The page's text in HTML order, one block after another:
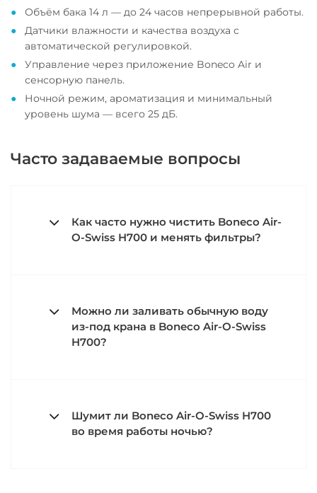
Объём бака 14 л — до 24 часов непрерывной работы.
Датчики влажности и качества воздуха с
автоматической регулировкой.
Управление через приложение Boneco Air и
сенсорную панель.
Ночной режим, ароматизация и минимальный
уровень шума — всего 25 дБ.
Часто задаваемые вопросы
Как часто нужно чистить Boneco Air-
O-Swiss H700 и менять фильтры?
Можно ли заливать обычную воду
из-под крана в Boneco Air-O-Swiss
H700?
Шумит ли Boneco Air-O-Swiss H700
во время работы ночью?